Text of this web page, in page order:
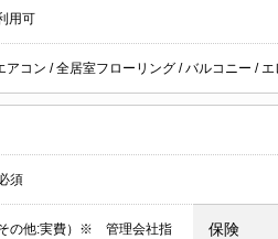
用可
アコン /全居室フローリング /バルコニー / エ
須
の他:実費）※ 管理会社指
保険